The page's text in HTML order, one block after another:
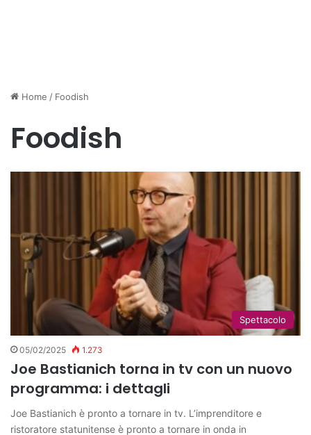
Home / Foodish
Foodish
Spettacolo
05/02/2025 1.273
Joe Bastianich torna in tv con un nuovo
programma: i dettagli
Joe Bastianich è pronto a tornare in tv. L’imprenditore e
ristoratore statunitense è pronto a tornare in onda in